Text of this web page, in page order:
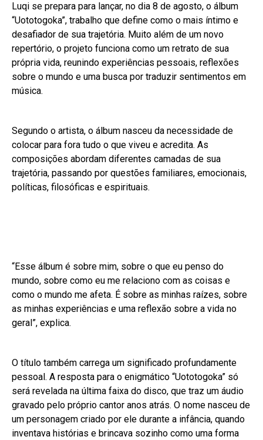
Luqi se prepara para lançar, no dia 8 de agosto, o álbum
“Uototogoka”, trabalho que define como o mais íntimo e
desafiador de sua trajetória. Muito além de um novo
repertório, o projeto funciona como um retrato de sua
própria vida, reunindo experiências pessoais, reflexões
sobre o mundo e uma busca por traduzir sentimentos em
música.
Segundo o artista, o álbum nasceu da necessidade de
colocar para fora tudo o que viveu e acredita. As
composições abordam diferentes camadas de sua
trajetória, passando por questões familiares, emocionais,
políticas, filosóficas e espirituais.
“Esse álbum é sobre mim, sobre o que eu penso do
mundo, sobre como eu me relaciono com as coisas e
como o mundo me afeta. É sobre as minhas raízes, sobre
as minhas experiências e uma reflexão sobre a vida no
geral”, explica.
O título também carrega um significado profundamente
pessoal. A resposta para o enigmático “Uototogoka” só
será revelada na última faixa do disco, que traz um áudio
gravado pelo próprio cantor anos atrás. O nome nasceu de
um personagem criado por ele durante a infância, quando
inventava histórias e brincava sozinho como uma forma